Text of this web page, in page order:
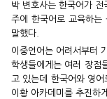
박 변호사는 한국어가 전
주에 한국어로 교육하는
말했다.
이중언어는 어려서부터
학생들에게는 여러 장점
고 있는데 한국어와 영
이황 아카데미를 추진하게